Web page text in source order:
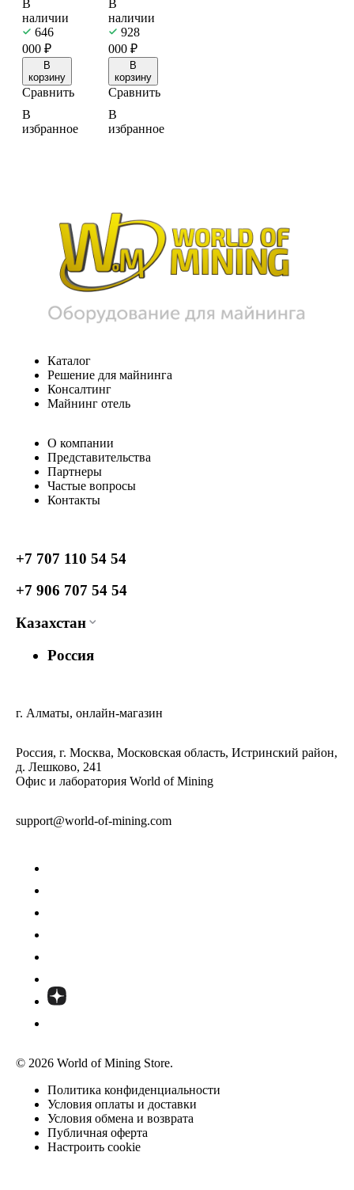
В
наличии
646
000 ₽
В
корзину
Сравнить
В
избранное
В
наличии
928
000₽
В
корзину
Сравнить
В
избранное
Каталог
Решение для майнинга
Консалтинг
Майнинг отель
О компании
Представительства
Партнеры
Частые вопросы
Контакты
+7 707 110 54 54
+7 906 707 54 54
Казахстан
Россия
г. Алматы, онлайн-магазин
Россия, г. Москва, Московская область, Истринский район,
д. Лешково, 241
Офис и лаборатория World of Mining
support@world-of-mining.com
© 2026 World of Mining Store.
Политика конфиденциальности
Условия оплаты и доставки
Условия обмена и возврата
Публичная оферта
Настроить cookie